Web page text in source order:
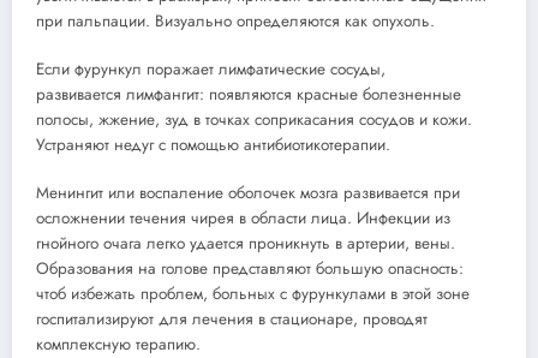
при пальпации. Визуально определяются как опухоль.
Если фурункул поражает лимфатические сосуды,
развивается лимфангит: появляются красные болезненные
полосы, жжение, зуд в точках соприкасания сосудов и кожи.
Устраняют недуг с помощью антибиотикотерапии.
Менингит или воспаление оболочек мозга развивается при
осложнении течения чирея в области лица. Инфекции из
гнойного очага легко удается проникнуть в артерии, вены.
Образования на голове представляют большую опасность:
чтоб избежать проблем, больных с фурункулами в этой зоне
госпитализируют для лечения в стационаре, проводят
комплексную терапию.